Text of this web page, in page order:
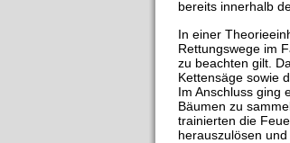
bereits innerhalb
In einer
Rettungswege im
zu beachten gilt.
Kettensäge sowie
Im Anschluss ging
Bäumen zu
trainierten die
herauszulösen